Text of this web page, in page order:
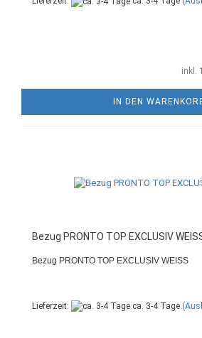
inkl.
IN DEN
Bezug PRONTO TOP EXCLUSIV
Bezug PRONTO TOP EXCLUSIV WEISS
Lieferzeit: ca. 3-4 Tage